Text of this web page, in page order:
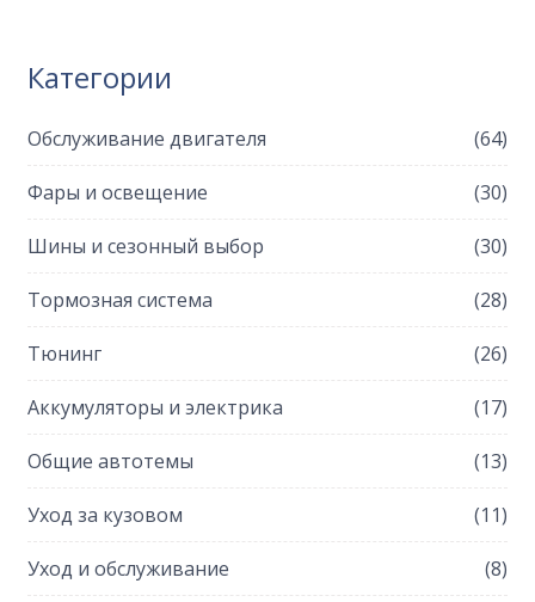
Категории
Обслуживание двигателя (64)
Фары и освещение (30)
Шины и сезонный выбор (30)
Тормозная система (28)
Тюнинг (26)
Аккумуляторы и электрика (17)
Общие автотемы (13)
Уход за кузовом (11)
Уход и обслуживание (8)